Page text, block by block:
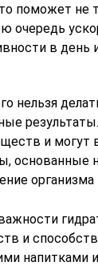
поможет не
очередь
в день
нельзя
и
основанные
и
напитками